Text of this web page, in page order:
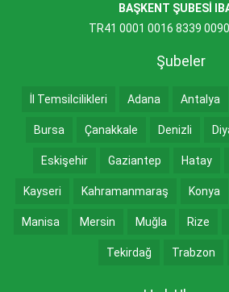
BAŞKENT ŞUBESİ
TR41 0001 0016 8339
Şubeler
İl Temsilcilikleri Adana Antalya
Bursa Çanakkale Denizli
Eskişehir Gaziantep Hatay
Kayseri Kahramanmaraş Konya
Manisa Mersin Muğla Rize
Tekirdağ Trabzon